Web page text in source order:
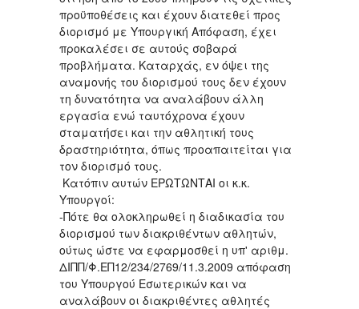
προϋποθέσεις και έχουν διατεθεί προς
διορισμό με Υπουργική Απόφαση, έχει
προκαλέσει σε αυτούς σοβαρά
προβλήματα. Καταρχάς, εν όψει της
αναμονής του διορισμού τους δεν έχουν
τη δυνατότητα να αναλάβουν άλλη
εργασία ενώ ταυτόχρονα έχουν
σταματήσει και την αθλητική τους
δραστηριότητα, όπως προαπαιτείται για
τον διορισμό τους.
Κατόπιν αυτών ΕΡΩΤΩΝΤΑΙ οι κ.κ.
Υπουργοί:
-Πότε θα ολοκληρωθεί η διαδικασία του
διορισμού των διακριθέντων αθλητών,
ούτως ώστε να εφαρμοσθεί η υπ' αριθμ.
ΔΙΠΠ/Φ.ΕΠ12/234/2769/11.3.2009 απόφαση
του Υπουργού Εσωτερικών και να
αναλάβουν οι διακριθέντες αθλητές